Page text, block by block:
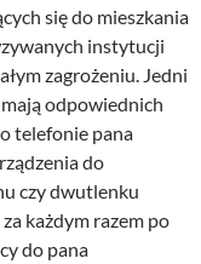
się do mieszkania
instytucji
zagrożeniu. Jedni
odpowiednich
telefonie pana
do
czy dwutlenku
każdym razem po
do pana